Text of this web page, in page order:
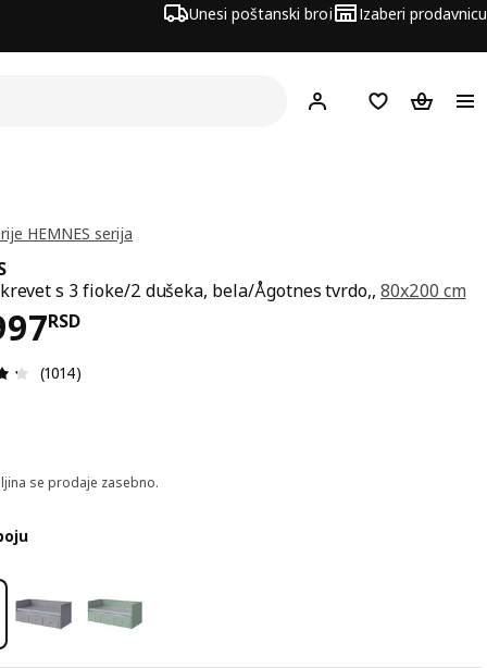
Unesi poštanski broj Izaberi prodavnicu
Hej! Prijavi se
Lista željaKorpa
HEMNES serija
s 3 fioke/2 dušeka, bela/Ågotnes tvrdo,,80x200 cm
RSD
43997RSD
Pregled: 4.3 od mogućih 5 zvezdica. Ukupan broj
(1014)
se prodaje zasebno.